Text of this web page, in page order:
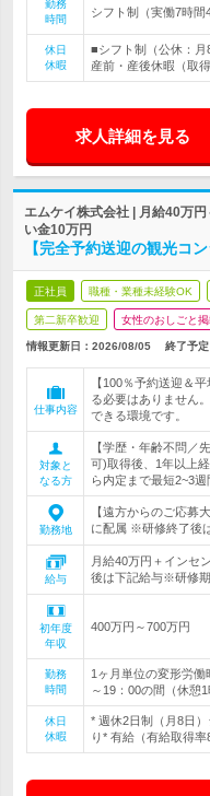
勤務
時間
シフト制（実働7時間
休日
休暇
■シフト制（公休：
産前・産後休暇（取
求人詳細を見る
エムケイ株式会社 | 月給40万
い金10万円
【完全予約送迎の観光コ
正社員 職種・業種未経験OK
第二新卒歓迎 女性のおしごと掲
情報更新日：2026/08/05 終了予定
仕事内容
【100％予約送迎＆
る必要はありません
できる環境です。
対象と
なる方
【学歴・年齢不問／
可)取得後、1年以上
ら内定まで最短2~3週
勤務地
【遠方からのご応募
に配属 ※研修終了後
給与
月給40万円＋インセ
後は下記給与※研修
初年度
年収
400万円～700万円
勤務
時間
1ヶ月単位の変形労
～19：00の間（休憩
休日
休暇
* 週休2日制（月8日
り* 有給（有給取得率